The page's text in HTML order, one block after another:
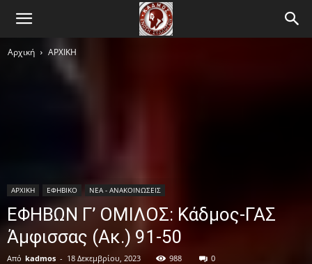
Αρχική ΑΡΧΙΚΗ
ΑΡΧΙΚΗ ΕΦΗΒΙΚΟ ΝΕΑ - ΑΝΑΚΟΙΝΩΣΕΙΣ
ΕΦΗΒΩΝ Γ’ ΟΜΙΛΟΣ: Κάδμος-ΓΑΣ
Άμφισσας (Ακ.) 91-50
Από kadmos - 18 Δεκεμβρίου, 2023 988 0